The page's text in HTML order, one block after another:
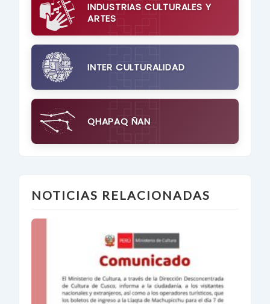
INDUSTRIAS CULTURALES Y
ARTES
INTER CULTURALIDAD
QHAPAQ ÑAN
NOTICIAS RELACIONADAS